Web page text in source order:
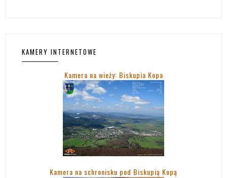
KAMERY INTERNETOWE
Kamera na wieży: Biskupia Kopa
Kamera na schronisku pod Biskupią Kopą